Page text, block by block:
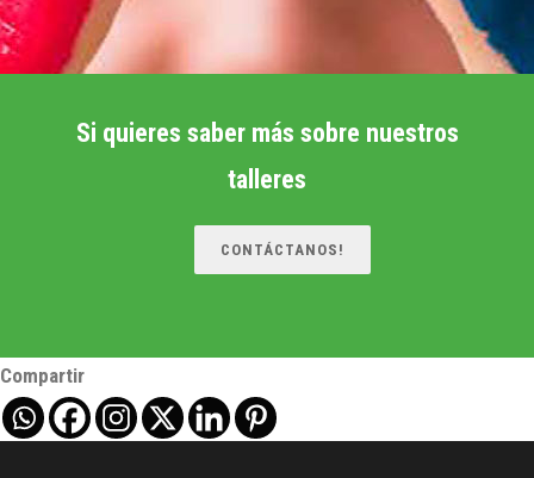
Si quieres saber más sobre nuestros
talleres
CONTÁCTANOS!
Compartir